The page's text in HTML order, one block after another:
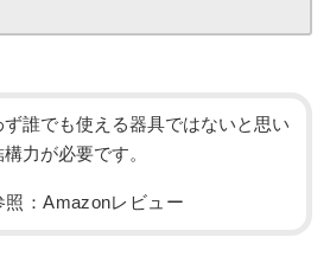
ず誰でも使える器具ではないと思い
力が必要です。
照：Amazonレビュー